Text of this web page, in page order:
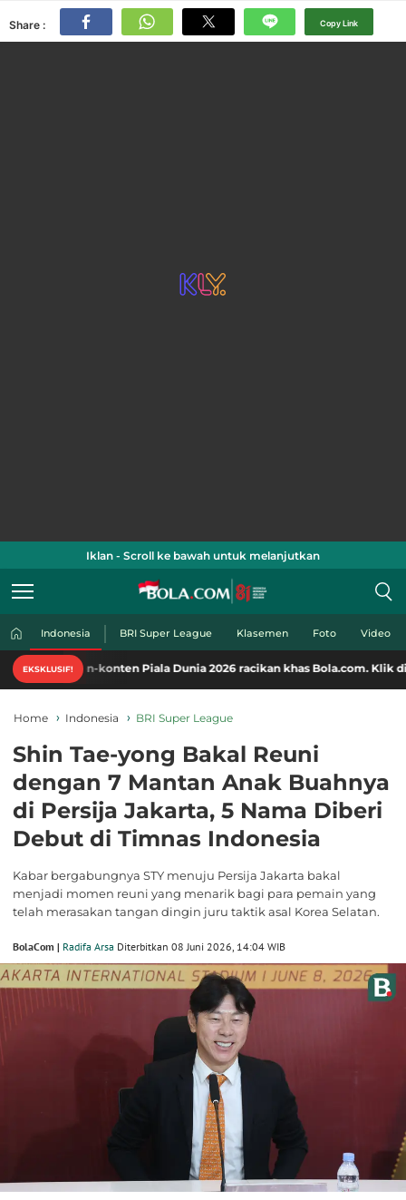
Share : Copy Link
Iklan - Scroll ke bawah untuk melanjutkan
Indonesia BRI Super League Klasemen Foto Video
EKSKLUSIF!
konten Piala Dunia 2026 racikan khas Bola.com. Klik di sini!
Home Indonesia BRI Super League
Shin Tae-yong Bakal Reuni
dengan 7 Mantan Anak Buahnya
di Persija Jakarta, 5 Nama Diberi
Debut di Timnas Indonesia
Kabar bergabungnya STY menuju Persija Jakarta bakal
menjadi momen reuni yang menarik bagi para pemain yang
telah merasakan tangan dingin juru taktik asal Korea Selatan.
BolaCom | Radifa Arsa Diterbitkan 08 Juni 2026, 14:04 WIB